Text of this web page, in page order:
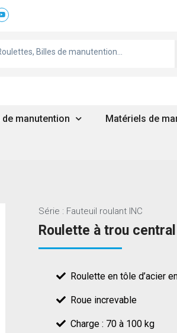
de manutention Matériels de
Série : Fauteuil roulant INC
Roulette à trou
Roulette en tôle d’acier
Roue increvable
Charge : 70 à 100 kg